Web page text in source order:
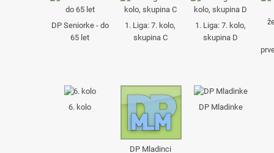
DP Seniorke - do
65 let
1. Liga: 7. kolo,
skupina C
1. Liga: 7. kolo,
skupina D
6. kolo
DP Mladinci
DP Mladinke